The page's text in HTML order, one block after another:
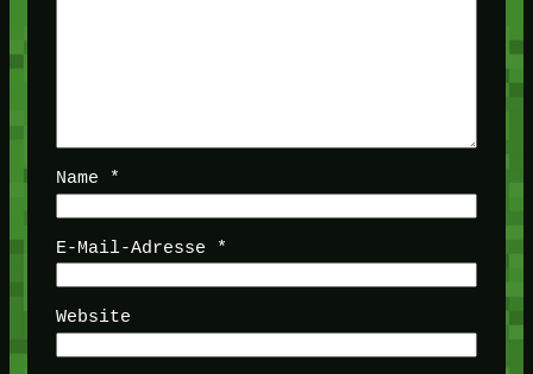
Name *
E-Mail-Adresse *
Website